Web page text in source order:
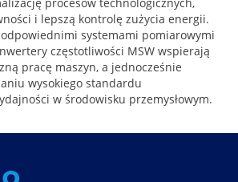
i lepszą kontrolę zużycia energii.
odpowiednimi systemami pomiarowymi
częstotliwości MSW wspierają
pracę maszyn, a jednocześnie
wysokiego standardu
w środowisku przemysłowym.